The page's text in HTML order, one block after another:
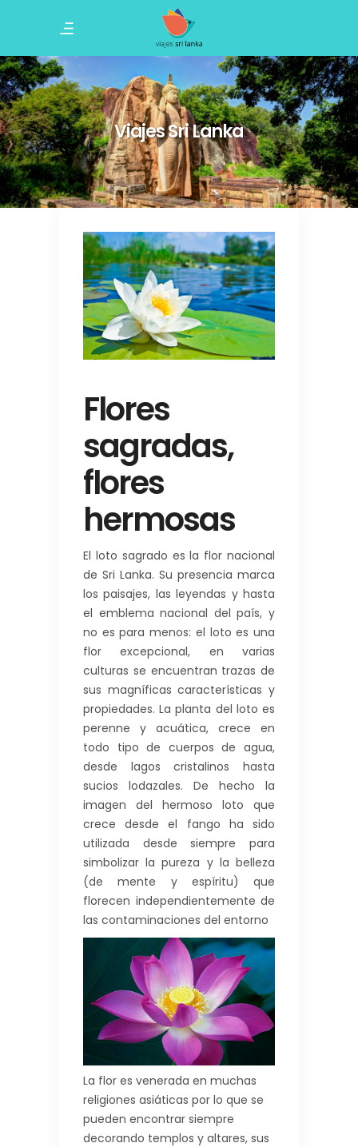
Viajes Sri Lanka
Flores
sagradas,
flores
hermosas
El loto sagrado es la flor nacional
de Sri Lanka. Su presencia marca
los paisajes, las leyendas y hasta
el emblema nacional del país, y
no es para menos: el loto es una
flor excepcional, en varias
culturas se encuentran trazas de
sus magníficas características y
propiedades. La planta del loto es
perenne y acuática, crece en
todo tipo de cuerpos de agua,
desde lagos cristalinos hasta
sucios lodazales. De hecho la
imagen del hermoso loto que
crece desde el fango ha sido
utilizada desde siempre para
simbolizar la pureza y la belleza
(de mente y espíritu) que
florecen independientemente de
las contaminaciones del entorno
La flor es venerada en muchas
religiones asiáticas por lo que se
pueden encontrar siempre
decorando templos y altares, sus